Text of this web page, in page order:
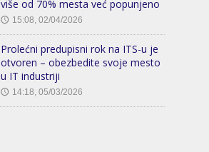
više od 70% mesta već popunjeno
🕔 15:08, 02/04/2026
Prolećni predupisni rok na ITS-u je
otvoren – obezbedite svoje mesto
u IT industriji
🕔 14:18, 05/03/2026